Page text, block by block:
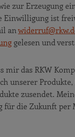
zur Erzeugung
Einwilligung ist
an
gelesen und
mir das RKW
unserer
zusendet.
die Zukunft per